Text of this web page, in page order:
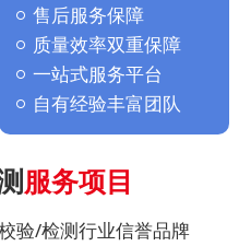
售后服务保障
质量效率双重保障
一站式服务平台
自有经验丰富团队
服务项目
验/检测行业信誉品牌